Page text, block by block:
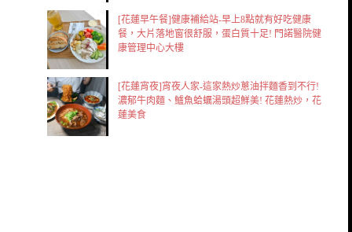
[花蓮早午餐]健康補給站-早上8點就有好吃健康
餐，大片落地窗很舒服，蛋白質十足! 門諾醫院健
康管理中心大樓
[花蓮宵夜]宵夜人家-這家熱炒蔥油拌麵香到不行!
濃郁牛肉麵、鱸魚蛤蠣湯頭超鮮美! 花蓮熱炒，花
蓮美食